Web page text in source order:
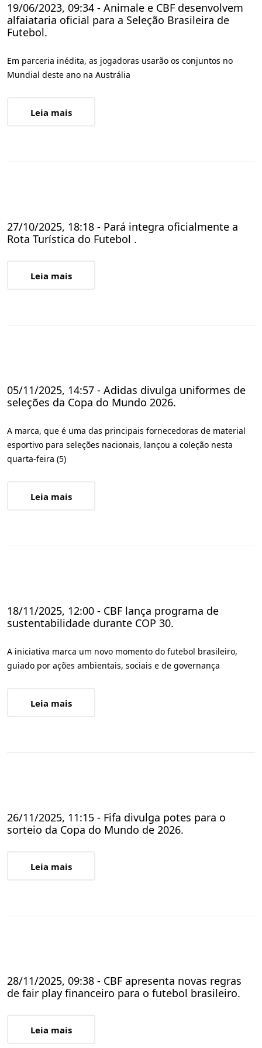
19/06/2023, 09:34 - Animale e CBF desenvolvem
alfaiataria oficial para a Seleção Brasileira de
Futebol.
Em parceria inédita, as jogadoras usarão os conjuntos no
Mundial deste ano na Austrália
Leia mais
27/10/2025, 18:18 - Pará integra oficialmente a
Rota Turística do Futebol .
Leia mais
05/11/2025, 14:57 - Adidas divulga uniformes de
seleções da Copa do Mundo 2026.
A marca, que é uma das principais fornecedoras de material
esportivo para seleções nacionais, lançou a coleção nesta
quarta-feira (5)
Leia mais
18/11/2025, 12:00 - CBF lança programa de
sustentabilidade durante COP 30.
A iniciativa marca um novo momento do futebol brasileiro,
guiado por ações ambientais, sociais e de governança
Leia mais
26/11/2025, 11:15 - Fifa divulga potes para o
sorteio da Copa do Mundo de 2026.
Leia mais
28/11/2025, 09:38 - CBF apresenta novas regras
de fair play financeiro para o futebol brasileiro.
Leia mais